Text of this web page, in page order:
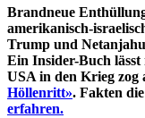
Brandneue
amerikanisch-
Trump und
Ein Insider-Buch lässt
USA in den Krieg zog
Höllenritt». Fakten
erfahren.